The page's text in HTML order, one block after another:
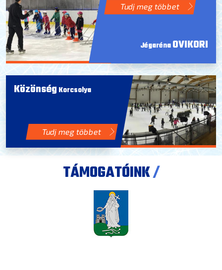
Tudj meg többet
JégarénaOVIKORI
Közönség Korcsolya
Tudj meg többet
TÁMOGATÓINK/